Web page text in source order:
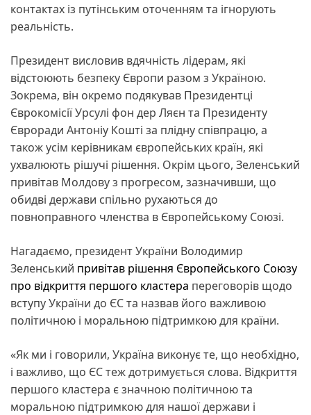
контактах із путінським оточенням та ігнорують
реальність.
Президент висловив вдячність лідерам, які
відстоюють безпеку Європи разом з Україною.
Зокрема, він окремо подякував Президентці
Єврокомісії Урсулі фон дер Ляєн та Президенту
Євроради Антоніу Кошті за плідну співпрацю, а
також усім керівникам європейських країн, які
ухвалюють рішучі рішення. Окрім цього, Зеленський
привітав Молдову з прогресом, зазначивши, що
обидві держави спільно рухаються до
повноправного членства в Європейському Союзі.
Нагадаємо, президент України Володимир
Зеленський привітав рішення Європейського Союзу
про відкриття першого кластера переговорів щодо
вступу України до ЄС та назвав його важливою
політичною і моральною підтримкою для країни.
«Як ми і говорили, Україна виконує те, що необхідно,
і важливо, що ЄС теж дотримується слова. Відкриття
першого кластера є значною політичною та
моральною підтримкою для нашої держави і